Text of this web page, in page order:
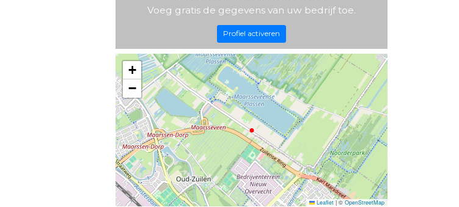
Voeg gratis de gegevens van uw bedrijf toe.
Profiel activeren
+
−
Leaflet | ©OpenStreetMap